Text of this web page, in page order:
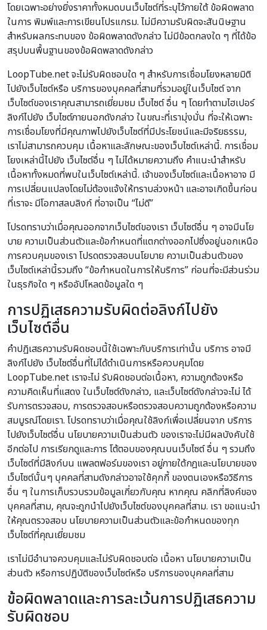
โดยเฉพาะอย่างยิ่งราคาทั้งหมดบนเว็บไซต์ที่ระบุไว้ภายใต้ ข้อผิดพลาด
ในการ พิมพ์และการเขียนโปรแกรม. ไม่มีความรับผิดจะสันนิษฐาน
สำหรับผลกระทบของ ข้อผิดพลาดดังกล่าว ไม่มีข้อตกลงใด ๆ ที่ได้ข้อ
สรุปบนพื้นฐานของข้อผิดพลาดดังกล่าว
LoopTube.net จะไม่รับผิดชอบใด ๆ สำหรับการเชื่อมโยงหลายมิติ
ไปยังเว็บไซต์หรือ บริการของบุคคลที่สามที่รวมอยู่ในเว็บไซต์ จาก
เว็บไซต์ของเราคุณสามารถเยี่ยมชม เว็บไซต์ อื่น ๆ โดยทำตามไฮเปอร์
ลิงก์ไปยัง เว็บไซต์ภายนอกดังกล่าว ในขณะที่เรามุ่งมั่น ที่จะให้เฉพาะ
การเชื่อมโยงที่มีคุณภาพไปยังเว็บไซต์ที่มีประโยชน์และมีจริยธรรม,
เราไม่สามารถควบคุม เนื้อหาและลักษณะของเว็บไซต์เหล่านี้. การเชื่อม
โยงเหล่านี้ไปยัง เว็บไซต์อื่น ๆ ไม่ได้หมายความถึง คำแนะนำสำหรับ
เนื้อหาทั้งหมดที่พบในเว็บไซต์เหล่านี้. เจ้าของเว็บไซต์และเนื้อหาอาจ มี
การเปลี่ยนแปลงโดยไม่ต้องแจ้งให้ทราบล่วงหน้า และอาจเกิดขึ้นก่อน
ที่เราจะ มีโอกาสลบลิงก์ ที่อาจเป็น “ไม่ดี”
โปรดทราบว่าเมื่อคุณออกจากเว็บไซต์ของเรา เว็บไซต์อื่น ๆ อาจมีนโย
บาย ความเป็นส่วนตัวและข้อกำหนดที่แตกต่างออกไปซึ่งอยู่นอกเหนือ
การควบคุมของเรา โปรดตรวจสอบนโยบาย ความเป็นส่วนตัวของ
เว็บไซต์เหล่านี้รวมถึง “ข้อกำหนดในการให้บริการ” ก่อนที่จะมีส่วนร่วม
ในธุรกิจใด ๆ หรืออัปโหลดข้อมูลใด ๆ
การปฏิเสธความรับผิดต่อลิงก์ไปยัง
เว็บไซต์อื่น
คำปฏิเสธความรับผิดชอบนี้ใช้เฉพาะกับบริการเท่านั้น บริการ อาจมี
ลิงก์ไปยัง เว็บไซต์อื่นที่ไม่ได้ดำเนินการหรือควบคุมโดย
LoopTube.net เราจะไม่ รับผิดชอบต่อเนื้อหา, ความถูกต้องหรือ
ความคิดเห็นที่แสดง ในเว็บไซต์ดังกล่าว, และเว็บไซต์ดังกล่าวจะไม่ ได้
รับการตรวจสอบ, การตรวจสอบหรือตรวจสอบความถูกต้องหรือความ
สมบูรณ์โดยเรา. โปรดทราบว่าเมื่อคุณใช้ลิงก์เพื่อเปลี่ยนจาก บริการ
ไปยังเว็บไซต์อื่น นโยบายความเป็นส่วนตัว ของเราจะไม่มีผลบังคับใช้
อีกต่อไป การเรียกดูและการ โต้ตอบของคุณบนเว็บไซต์ อื่น ๆ รวมถึง
เว็บไซต์ที่มีลิงก์บน แพลตฟอร์มของเรา อยู่ภายใต้กฎและนโยบายของ
เว็บไซต์นั้นๆ บุคคลที่สามดังกล่าวอาจใช้คุกกี้ ของตนเองหรือวิธีการ
อื่น ๆ ในการเก็บรวบรวมข้อมูลเกี่ยวกับคุณ หากคุณ คลิกที่ลิงค์ของ
บุคคลที่สาม, คุณจะถูกนำไปยังเว็บไซต์ของบุคคลที่สาม. เรา ขอแนะนำ
ให้คุณตรวจสอบ นโยบายความเป็นส่วนตัวและข้อกำหนดของทุก
เว็บไซต์ที่คุณเยี่ยมชม
เราไม่มีอำนาจควบคุมและไม่รับผิดชอบต่อ เนื้อหา นโยบายความเป็น
ส่วนตัว หรือการปฏิบัติของเว็บไซต์หรือ บริการของบุคคลที่สาม
ข้อผิดพลาดและการละเว้นการปฏิเสธความ
รับผิดชอบ